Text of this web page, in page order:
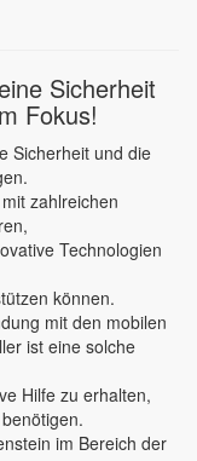
Sicherheit
Fokus!
Sicherheit und die
zahlreichen
Technologien
können.
mit den mobilen
ist eine solche
Hilfe zu erhalten,
im Bereich der